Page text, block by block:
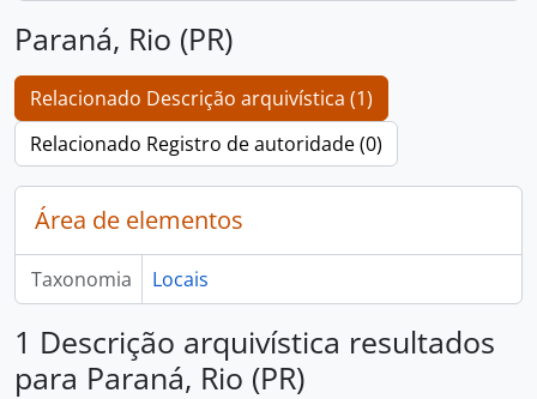
Paraná, Rio (PR)
Relacionado Descrição arquivística (1)
Relacionado Registro de autoridade (0)
Área de elementos
Taxonomia Locais
1 Descrição arquivística resultados
para Paraná, Rio (PR)